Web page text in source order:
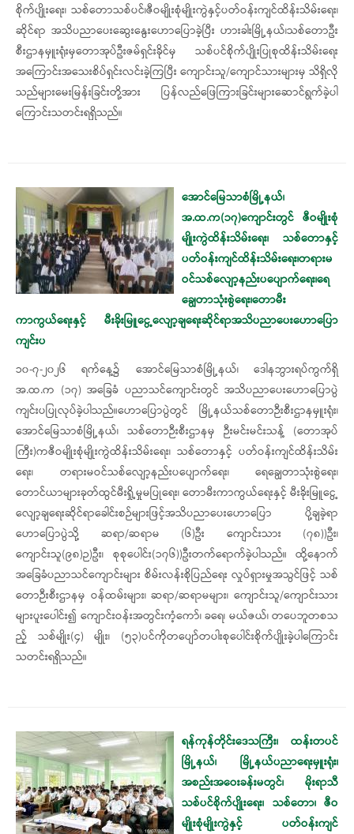
စိုက်ပျိုးရေး၊ သစ်​တောသစ်ပင်၊ဇီဝမျိုးစုံမျိုးကွဲနှင့်ပတ်ဝန်းကျင်ထိန်းသိမ်းရေး၊
ဆိုင်ရာ အသိပညာပေးဆွေးနွေးဟောပြောခဲ့ပြီး ဟားခါးမြို့နယ်၊သစ်တောဦး
စီးဌာနမှူးရုံးမှတောအုပ်ဦးဇမ်ရှင်းခိုင်မှ သစ်ပင်စိုက်ပျိုးပြုစုထိန်းသိမ်းရေး
အကြောင်းအသေးစိပ်ရှင်းလင်းခဲ့ကြပြီး ကျောင်းသူ/ကျောင်သားများမှ သိရှိလို
သည်များမေးမြန်းခြင်းတို့အား ပြန်လည်ဖြေကြားခြင်းများဆောင်ရွက်ခဲ့ပါ
ကြောင်းသတင်းရရှိသည်။
အောင်မြေသာစံမြို့နယ်၊
အ.ထ.က(၁၇)ကျောင်းတွင် ဇီဝမျိုးစုံ
မျိုးကွဲထိန်းသိမ်းရေး၊ သစ်တောနှင့်
ပတ်ဝန်းကျင်ထိန်းသိမ်းရေး၊တရားမ
ဝင်သစ်လျော့နည်းပပျောက်ရေး၊ရေ
ချွေတာသုံးစွဲရေး၊တောမီး
ကာကွယ်ရေးနှင့် မီးခိုးမြူငွေ့လျော့ချရေးဆိုင်ရာအသိပညာပေးဟောပြော
ကျင်းပ
၁၀-၇-၂၀၂၆ ရက်နေ့၌ အောင်မြေသာစံမြို့နယ်၊ ဒေါနဘွားရပ်ကွက်ရှိ
အ.ထ.က (၁၇) အခြေခံ ပညာသင်ကျောင်းတွင် အသိပညာပေးဟောပြောပွဲ
ကျင်းပပြုလုပ်ခဲ့ပါသည်။ဟောပြောပွဲတွင် မြို့နယ်သစ်တောဉီးစီးဌာနမှူးရုံး၊
အောင်မြေသာစံမြို့နယ်၊ သစ်တောဉီးစီးဌာနမှ ဉီးမင်းမင်းသန့် (တောအုပ်
ကြီး)ကဇီဝမျိုးစုံမျိုးကွဲထိန်းသိမ်းရေး၊ သစ်တောနှင့် ပတ်ဝန်းကျင်ထိန်းသိမ်း
ရေး၊ တရားမဝင်သစ်လျော့နည်းပပျောက်ရေး၊ ရေချွေတာသုံးစွဲရေး၊
တောင်ယာများခုတ်ထွင်မီးရှို့မှုမပြုရေး၊ တောမီးကာကွယ်ရေးနှင့် မီးခိုးမြူငွေ့
လျော့ချရေးဆိုင်ရာခေါင်းစဉ်များဖြင့်အသိပညာပေးဟောပြော ပို့ချခဲ့ရာ
ဟောပြောပွဲသို့ ဆရာ/ဆရာမ (၆)ဦး ကျောင်းသား (၇၈))ဦး၊
ကျောင်းသူ(၉၈)ဉ)ဦး၊ စုစုပေါင်း(၁၇၆))ဦးတက်ရောက်ခဲ့ပါသည်။ ထို့နောက်
အခြေခံပညာသင်ကျောင်းများ စိမ်းလန်းစိုပြည်ရေး လှုပ်ရှားမှုအသွင်ဖြင့် သစ်
တောဉီးစီးဌာနမှ ဝန်ထမ်းများ၊ ဆရာ/ဆရာမများ၊ ကျောင်းသူ/ကျောင်းသား
များပူးပေါင်း၍ ကျောင်းဝန်းအတွင်းကံ့ကော်၊ ခရေ၊ မယ်ဇယ်၊ တပေဘူတစသ
ည့် သစ်မျိုး(၄) မျိုး၊ (၅၃)ပင်ကိုတပျော်တပါးစုပေါင်းစိုက်ပျိုးခဲ့ပါကြောင်း
သတင်းရရှိသည်။
ရန်ကုန်တိုင်းဒေသကြီး၊ ထန်းတပင်
မြို့နယ်၊ မြို့နယ်ပညာရေးမှူးရုံး၊
အစည်းအဝေးခန်းမတွင်၊ မိုးရာသီ
သစ်ပင်စိုက်ပျိုးရေး၊ သစ်တော၊ ဇီဝ
မျိုးစုံမျိုးကွဲနှင့် ပတ်ဝန်းကျင်